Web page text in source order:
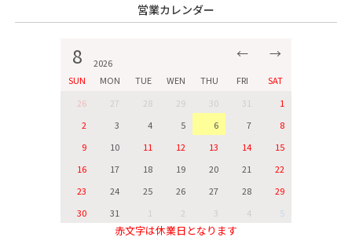
営業カレンダー
8 2026
← →
SUN MON TUE WEN THU FRI
SAT
26
27 28 29 30 31
1
2
3 4 5 6 7
8
9
10 11 12 13 14
15
16
17 18 19 20 21
22
23
24 25 26 27 28
29
30
31 1 2 3 4 5
赤文字は休業日となります